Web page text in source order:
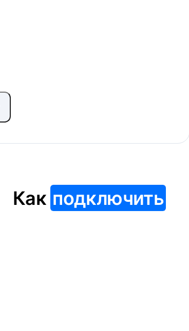
Как подключить